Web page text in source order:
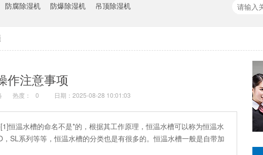
防腐除湿机 防爆除湿机 吊顶除湿机
作注意事项
热度： 0 日期：2025-08-28 10:01:03
恒温水槽的命名不是*的，根据其工作原理，恒温水槽可以称为恒温水
SL系列等等，恒温水槽的分类也是有很多的。恒温水槽一般是自带加